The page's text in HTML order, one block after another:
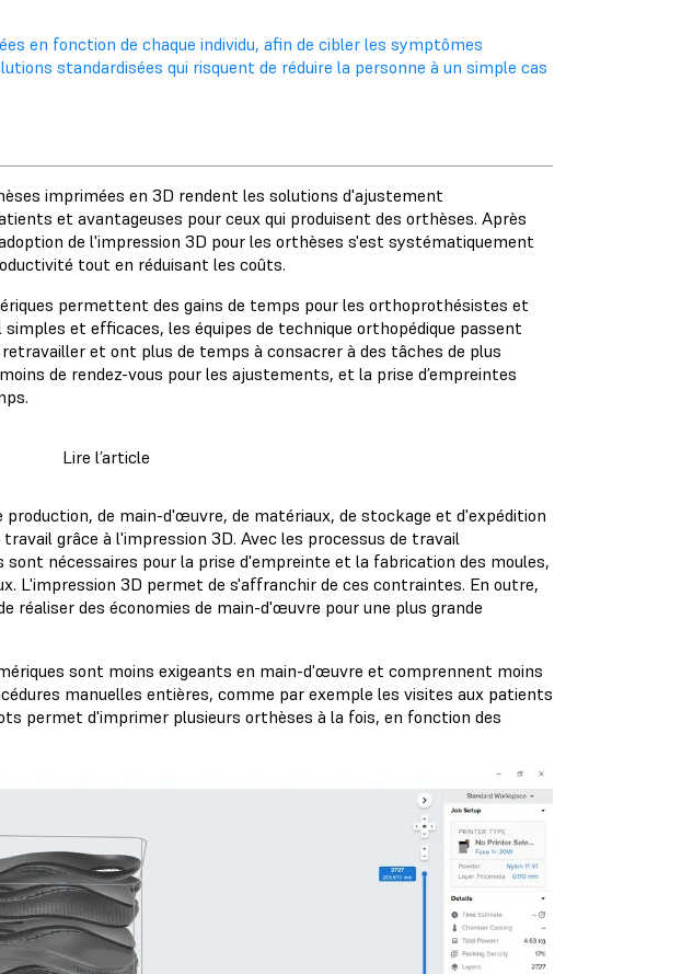
en fonction de chaque individu, afin de cibler les symptômes
standardisées qui risquent de réduire la personne à un simple cas
imprimées en 3D rendent les solutions d'ajustement
et avantageuses pour ceux qui produisent des orthèses. Après
de l'impression 3D pour les orthèses s'est systématiquement
tout en réduisant les coûts.
permettent des gains de temps pour les orthoprothésistes et
et efficaces, les équipes de technique orthopédique passent
et ont plus de temps à consacrer à des tâches de plus
de rendez-vous pour les ajustements, et la prise d’empreintes
Lire l’article
production, de main-d'œuvre, de matériaux, de stockage et d'expédition
grâce à l'impression 3D. Avec les processus de travail
nécessaires pour la prise d'empreinte et la fabrication des moules,
L'impression 3D permet de s'affranchir de ces contraintes. En outre,
des économies de main-d'œuvre pour une plus grande
sont moins exigeants en main-d'œuvre et comprennent moins
manuelles entières, comme par exemple les visites aux patients
permet d'imprimer plusieurs orthèses à la fois, en fonction des